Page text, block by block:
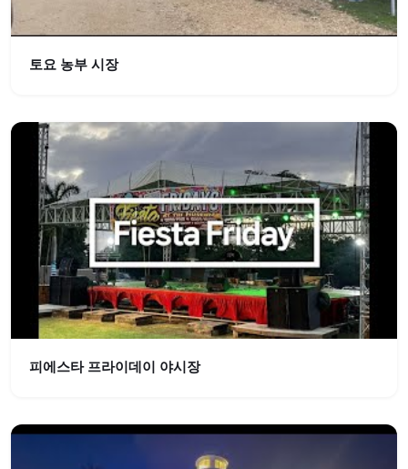
토요 농부 시장
피에스타 프라이데이 야시장